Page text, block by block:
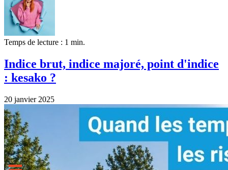
Temps de lecture : 1 min.
Indice brut, indice majoré, point d'indice
: kesako ?
20 janvier 2025